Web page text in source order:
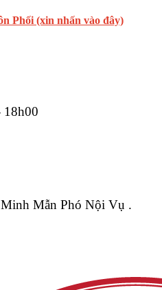
Phối (xin nhấn vào đây)
Mẫn Phó Nội Vụ .